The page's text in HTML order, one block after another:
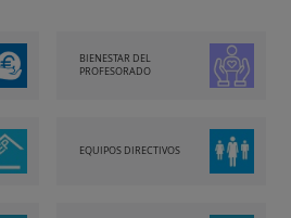
BIENESTAR DEL
PROFESORADO
EQUIPOS DIRECTIVOS